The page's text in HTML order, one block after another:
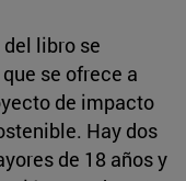
libro se
que se ofrece a
de impacto
Hay dos
de 18 años y